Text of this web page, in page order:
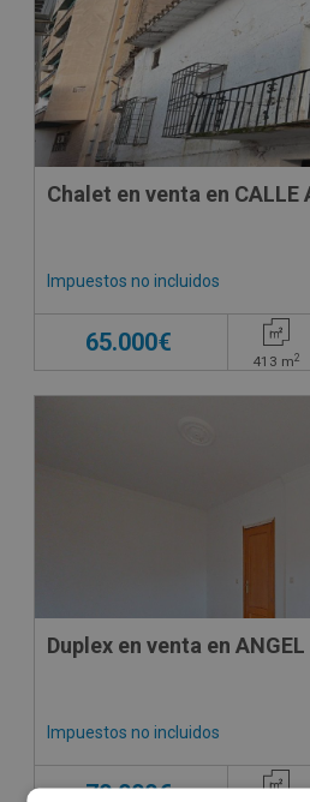
Chalet en venta en CALLE
Impuestos no incluidos
65.000€
413 m2
Duplex en venta en ANGEL
Impuestos no incluidos
70.000€